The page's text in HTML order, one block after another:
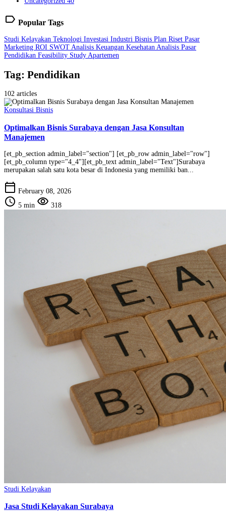
label Popular Tags
Studi Kelayakan Teknologi Investasi Industri Bisnis Plan Riset Pasar
Marketing ROI SWOT Analisis Keuangan Kesehatan Analisis Pasar
Pendidikan Feasibility Study Apartemen
Tag: Pendidikan
102 articles
Konsultasi Bisnis
Optimalkan Bisnis Surabaya dengan Jasa Konsultan
Manajemen
[et_pb_section admin_label="section"] [et_pb_row admin_label="row"]
[et_pb_column type="4_4"][et_pb_text admin_label="Text"]Surabaya
merupakan salah satu kota besar di Indonesia yang memiliki ban...
calendar_today February 08, 2026
schedule 5 min visibility 318
Studi Kelayakan
Jasa Studi Kelayakan Surabaya